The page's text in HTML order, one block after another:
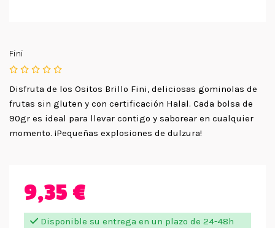
Fini
Disfruta de los Ositos Brillo Fini, deliciosas gominolas de
frutas sin gluten y con certificación Halal. Cada bolsa de
90gr es ideal para llevar contigo y saborear en cualquier
momento. ¡Pequeñas explosiones de dulzura!
9,35 €
Disponible su entrega en un plazo de 24-48h